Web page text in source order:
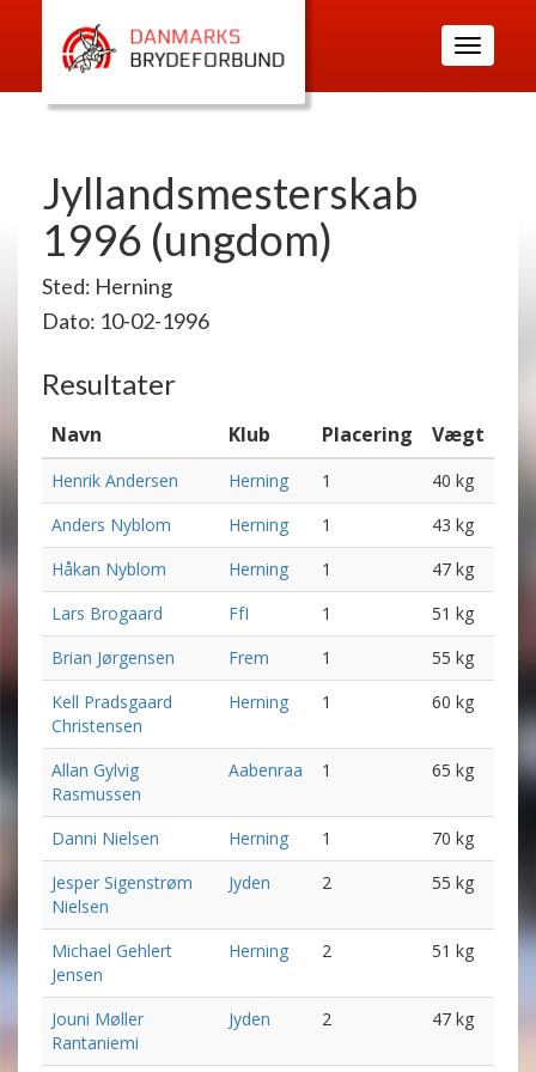
Toggle
navigation
Jyllandsmesterskab
1996 (ungdom)
Sted: Herning
Dato: 10-02-1996
Resultater
Navn Klub Placering Vægt
Henrik Andersen Herning 1
40 kg
Anders Nyblom
Herning 1
43 kg
Håkan Nyblom
Herning 1
47 kg
Lars Brogaard
FfI 1
51 kg
Brian Jørgensen
Frem 1
55 kg
Kell Pradsgaard
Christensen
Herning 1 60 kg
Allan Gylvig
Rasmussen
Aabenraa 1 65 kg
Danni Nielsen Herning 1
70 kg
Jesper Sigenstrøm
Nielsen
Jyden 2 55 kg
Michael Gehlert
Jensen
Herning 2 51 kg
Jouni Møller
Rantaniemi
Jyden 2 47 kg